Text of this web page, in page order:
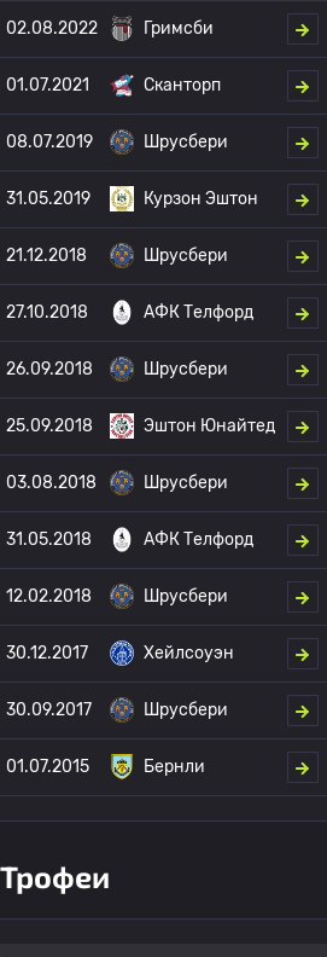
02.08.2022 Гримсби
01.07.2021 Сканторп
08.07.2019 Шрусбери
31.05.2019 Курзон Эштон
21.12.2018 Шрусбери
27.10.2018 АФК Телфорд
26.09.2018 Шрусбери
25.09.2018 Эштон Юнайтед
03.08.2018 Шрусбери
31.05.2018 АФК Телфорд
12.02.2018 Шрусбери
30.12.2017 Хейлсоуэн
30.09.2017 Шрусбери
01.07.2015 Бернли
Трофеи